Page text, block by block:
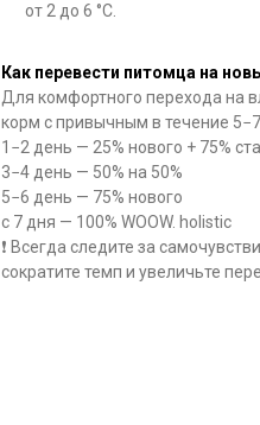
от 2 до 6 °C.
Как перевести питомца на
Для комфортного перехода на
корм с привычным в течение
1−2 день — 25% нового + 75%
3−4 день — 50% на 50%
5−6 день — 75% нового
с 7 дня — 100% WOOW. holistic
❗ Всегда следите за
сократите темп и увеличьте